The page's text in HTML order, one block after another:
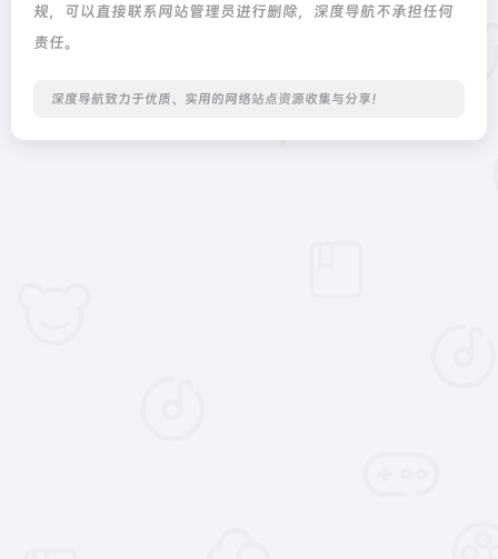
规，可以直接联系网站管理员进行删除，深度导航不承担任何
责任。
深度导航致力于优质、实用的网络站点资源收集与分享！